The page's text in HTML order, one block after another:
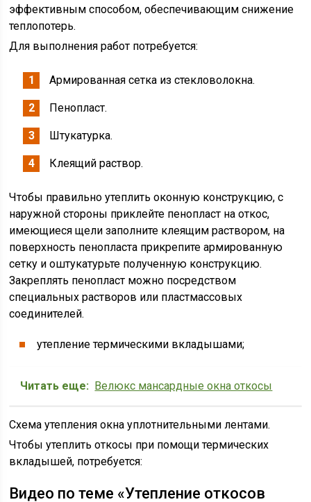
эффективным способом, обеспечивающим снижение
теплопотерь.
Для выполнения работ потребуется:
Армированная сетка из стекловолокна.
Пенопласт.
Штукатурка.
Клеящий раствор.
Чтобы правильно утеплить оконную конструкцию, с
наружной стороны приклейте пенопласт на откос,
имеющиеся щели заполните клеящим раствором, на
поверхность пенопласта прикрепите армированную
сетку и оштукатурьте полученную конструкцию.
Закреплять пенопласт можно посредством
специальных растворов или пластмассовых
соединителей.
утепление термическими вкладышами;
Читать еще: Велюкс мансардные окна откосы
Схема утепления окна уплотнительными лентами.
Чтобы утеплить откосы при помощи термических
вкладышей, потребуется:
Видео по теме «Утепление откосов